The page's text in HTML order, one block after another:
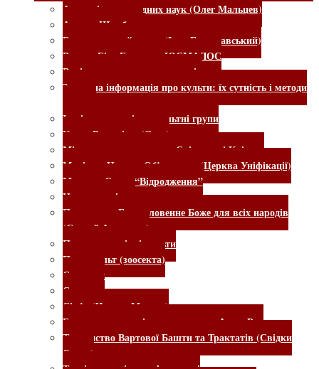
Академія прикладних наук (Олег Мальцев)
Ашрам Шамбали
Богородицький центр (Іоан Береславський)
Велике Біле Братство ЮСМАЛОС
Вихід з деструктивних культів
Загальна інформація про культи: їх сутність і методи
Інші езотеричні та окультні групи
Культ Раджніша (Ошо)
Міжнародне товариство Свідомості Крішни
Муніти – Церква Об’єднання (Церква Уніфікації)
Мунтян. Секта “Відродження”
Нове покоління
Посольство Благословенне Боже для всіх народів
(Сандей Аделаджа)
Псевдоекологічні культи
Псинокульт (зоосекта)
Садхгуру
Симорон
Сім’я (Чарльз Менсон)
Благотворче суспільство – секта «АллатРа»
Товариство Вартової Башти та Трактатів (Свідки
Єгови)